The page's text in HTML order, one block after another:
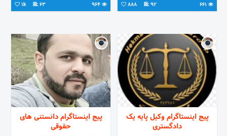
92
888
63
1k
پیج اینستاگرام وکیل پایه یک
دادگستری
پیج اینستاگرام دانستنی های
حقوقی